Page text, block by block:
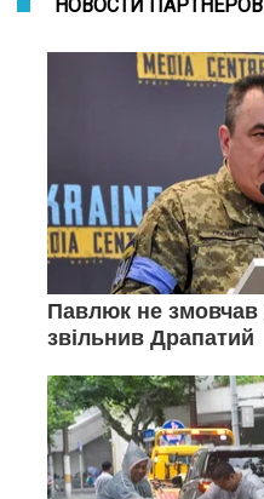
НОВОСТИ ПАРТНЕРОВ